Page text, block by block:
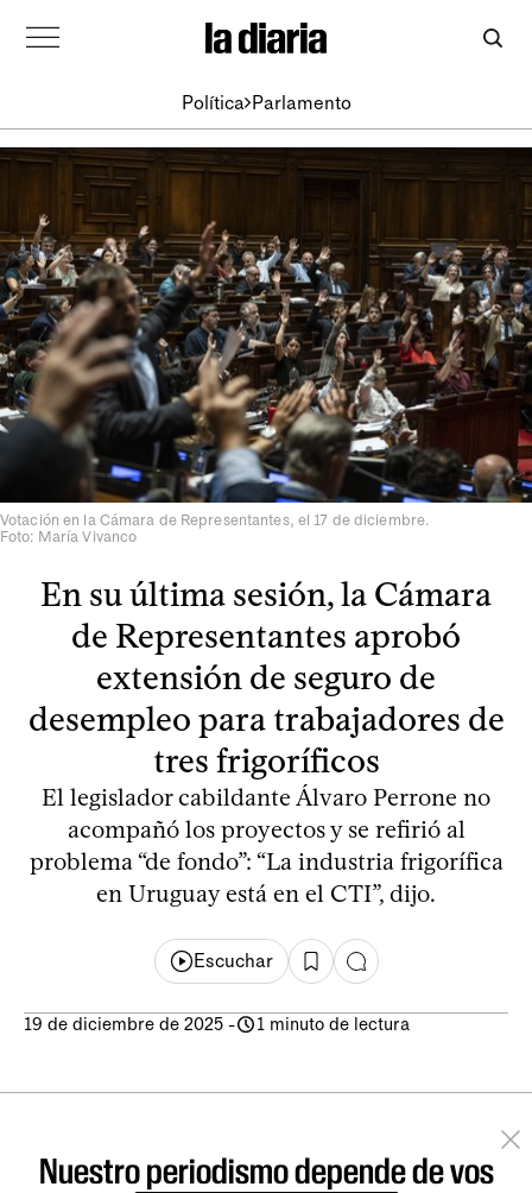
Política Parlamento
Votación en la Cámara de Representantes, el 17 de diciembre.
Foto: María Vivanco
En su última sesión, la Cámara
de Representantes aprobó
extensión de seguro de
desempleo para trabajadores de
tres frigoríficos
El legislador cabildante Álvaro Perrone no
acompañó los proyectos y se refirió al
problema “de fondo”: “La industria frigorífica
en Uruguay está en el CTI”, dijo.
Escuchar
19 de diciembre de 2025 - 1 minuto de lectura
Nuestro periodismo depende de vos